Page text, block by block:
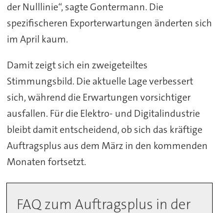
der Nulllinie“, sagte Gontermann. Die
spezifischeren Exporterwartungen änderten sich
im April kaum.
Damit zeigt sich ein zweigeteiltes
Stimmungsbild. Die aktuelle Lage verbessert
sich, während die Erwartungen vorsichtiger
ausfallen. Für die Elektro- und Digitalindustrie
bleibt damit entscheidend, ob sich das kräftige
Auftragsplus aus dem März in den kommenden
Monaten fortsetzt.
FAQ zum Auftragsplus in der